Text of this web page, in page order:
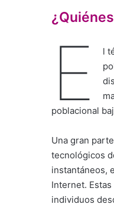
E
l
poblacional
Una gran
tecnológicos
instantáneos,
Internet.
individuos